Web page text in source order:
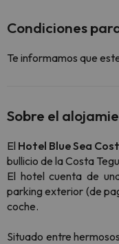
Condiciones
Te informamos que
Sobre el
El Hotel Blue Sea
bullicio de la Costa
El hotel cuenta de
parking exterior (de
coche.
Situado entre